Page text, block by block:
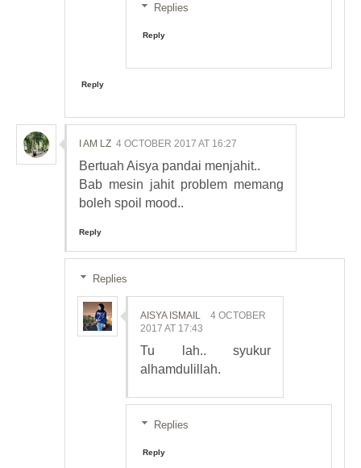
Replies
Reply
Reply
I AM LZ 4 OCTOBER 2017 AT 16:27
Bertuah Aisya pandai menjahit..
Bab mesin jahit problem memang
boleh spoil mood..
Reply
Replies
AISYA ISMAIL
4 OCTOBER
2017 AT 17:43
Tu lah.. syukur
alhamdulillah.
Replies
Reply